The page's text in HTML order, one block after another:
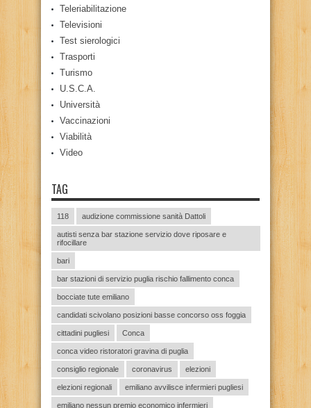
Teleriabilitazione
Televisioni
Test sierologici
Trasporti
Turismo
U.S.C.A.
Università
Vaccinazioni
Viabilità
Video
TAG
118 audizione commissione sanità Dattoli
autisti senza bar stazione servizio dove riposare e
rifocillare
bari
bar stazioni di servizio puglia rischio fallimento conca
bocciate tute emiliano
candidati scivolano posizioni basse concorso oss foggia
cittadini pugliesi Conca
conca video ristoratori gravina di puglia
consiglio regionale coronavirus elezioni
elezioni regionali emiliano avvilisce infermieri pugliesi
emiliano nessun premio economico infermieri